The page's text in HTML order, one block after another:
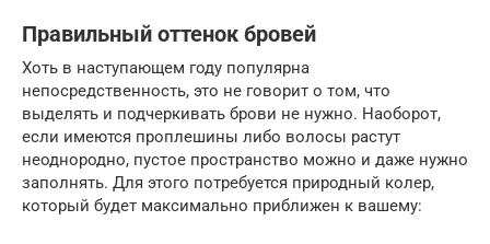
Правильный оттенок бровей
Хоть в наступающем году популярна
непосредственность, это не говорит о том, что
выделять и подчеркивать брови не нужно. Наоборот,
если имеются проплешины либо волосы растут
неоднородно, пустое пространство можно и даже нужно
заполнять. Для этого потребуется природный колер,
который будет максимально приближен к вашему: